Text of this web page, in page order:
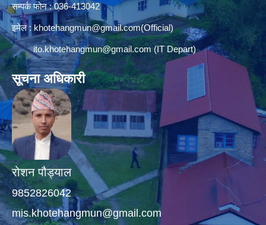
सम्पर्क फोन : 036-413042
इमेल :khotehangmun@gmail.com(Official)
ito.khotehangmun@gmail.com(IT Depart)
सूचना अधिकारी
रोशन पौड्याल
9852826042
mis.khotehangmun@gmail.com